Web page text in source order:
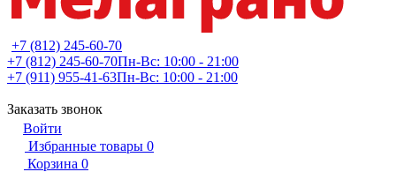
+7 (812) 245-60-70
+7 (812) 245-60-70Пн-Вс: 10:00 - 21:00
+7 (911) 955-41-63Пн-Вс: 10:00 - 21:00
Заказать звонок
Войти
Избранные товары 0
Корзина 0